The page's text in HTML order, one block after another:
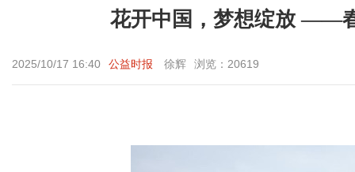
花开中国，梦想绽放 ——
2025/10/17 16:40 公益时报 徐辉 浏览：20619